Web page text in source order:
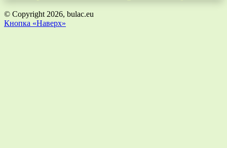
© Copyright 2026, bulac.eu
Кнопка «Наверх»